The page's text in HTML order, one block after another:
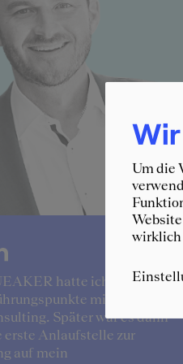
hatte ich meine
mit dem
Später war es dann
erste Anlaufstelle zur
auf mein
Um die
wirklich